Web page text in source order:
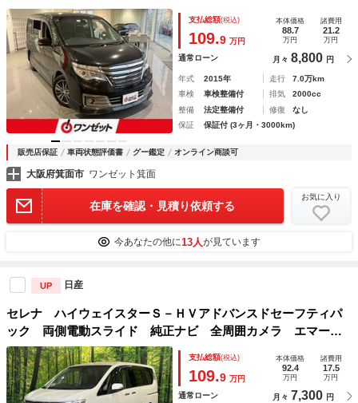
チシールド 純正８インチナビゲーション エアージェンシー
ブレーキ アラウンドビューモニター クルーズコントロー
ル レーンキープ クリアランスソナー
支払総額(税込)
109.9 万円
本体価格
88.7
万円
諸費用
21.2
万円
通常ローン 月々 8,800 円
年式 2015年 走行
7.0万km
車検
車検整備付 排気
2000cc
整備
法定整備付 修復
なし
保証
保証付 (3ヶ月・3000km)
販売店保証 車両状態評価書 グー鑑定 オンライン商談可
大阪府箕面市 ワンゼット箕面
在庫を確認・見積り依頼する
お気に入り
今あなたの他に13人が見ています
UP 日産
セレナ ハイウェイスターＳ－ＨＶアドバンスドセーフティパ
ック 両側電動スライド 純正ナビ 全周囲カメラ エマージ
ェンシーブレーキ スマートキー ＨＩＤヘッド ＥＴＣ ク
ルコン オートライト ダブルエアコン Ｂｌｕｅｔｏｏｔ
ｈ フルセグ １６インチＡＷ
支払総額(税込)
109.9 万円
本体価格
92.4
万円
諸費用
17.5
万円
通常ローン 月々 7,300 円